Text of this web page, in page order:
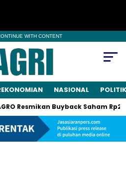
WITH CONTENT
NASIONAL POLITIK
Resmikan Buyback Saham Rp20